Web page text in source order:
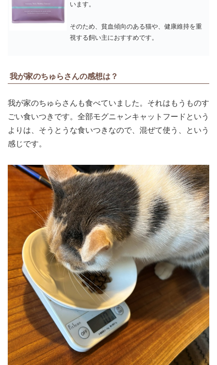
います。
そのため、貧血傾向のある猫や、健康維持を重
視する飼い主におすすめです。
我が家のちゅらさんの感想は？
我が家のちゅらさんも食べていました。それはもうものす
ごい食いつきです。全部モグニャンキャットフードという
よりは、そうとうな食いつきなので、混ぜて使う、という
感じです。